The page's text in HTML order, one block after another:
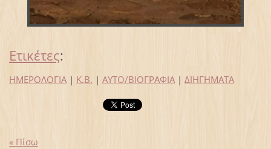
Ετικέτες:
ΗΜΕΡΟΛΟΓΙΑ | Κ.Β. | ΑΥΤΟ/ΒΙΟΓΡΑΦΙΑ | ΔΙΗΓΗΜΑΤΑ
« Πίσω